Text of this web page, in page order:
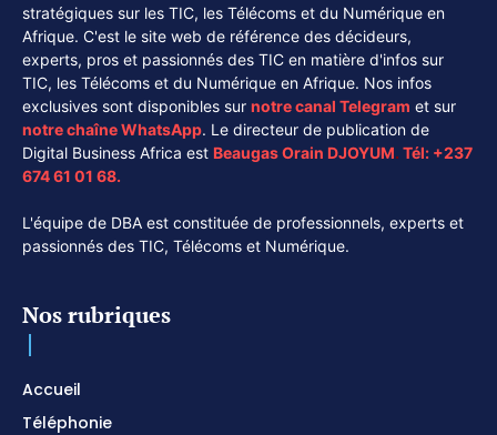
stratégiques sur les TIC, les Télécoms et du Numérique en
Afrique. C'est le site web de référence des décideurs,
experts, pros et passionnés des TIC en matière d'infos sur
TIC, les Télécoms et du Numérique en Afrique. Nos infos
exclusives sont disponibles sur notre canal Telegram et sur
notre chaîneWhatsApp. Le directeur de publication de
Digital Business Africa est Beaugas Orain DJOYUM. Tél: +237
674 61 01 68.
L'équipe de DBA est constituée de professionnels, experts et
passionnés des TIC, Télécoms et Numérique.
Nos rubriques
Accueil
Téléphonie